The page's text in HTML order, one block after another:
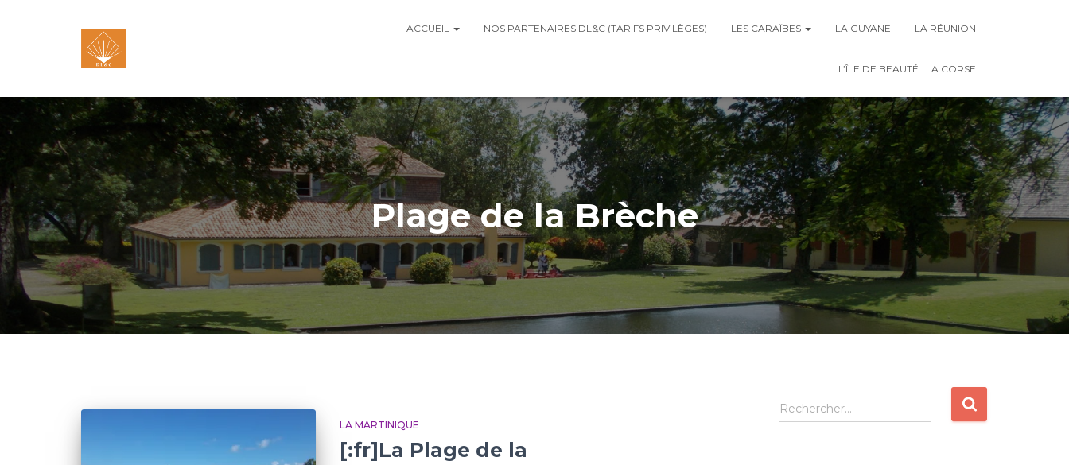
ACCUEIL NOS PARTENAIRES DL&C (TARIFS PRIVILÈGES) LES CARAÏBES LA GUYANE LA RÉUNION
L’ÎLE DE BEAUTÉ : LA CORSE
Plage de la Brèche
LA MARTINIQUE
[:fr]La Plage de la
R
e
Rechercher…